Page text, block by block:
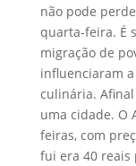
não pode
quarta-feira. É
migração de
influenciaram
culinária.
uma cidade. O
feiras, com
fui era 40 reais